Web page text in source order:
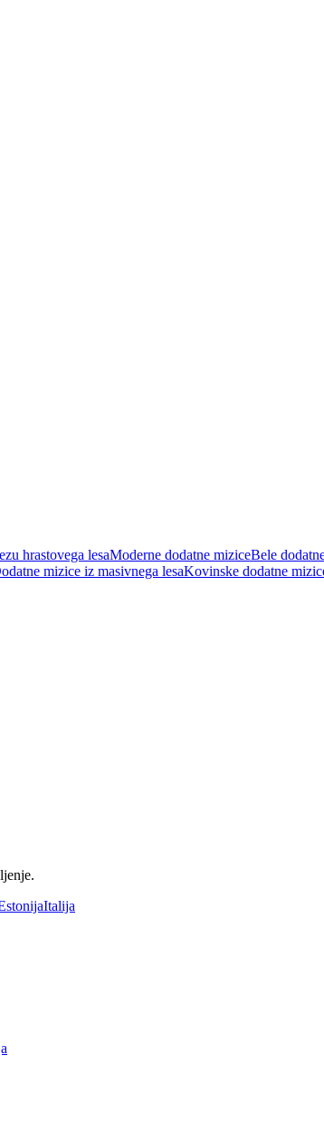
hrastovega lesaModerne dodatne miziceBele
mizice iz masivnega lesaKovinske dodatne
Italija